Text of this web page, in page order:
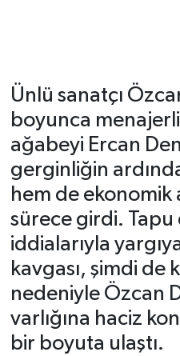
Ünlü sanatçı
boyunca
ağabeyi Ercan
gerginliğin
hem de ekonomik
sürece girdi. Tapu
iddialarıyla
kavgası, şimdi
nedeniyle Özcan
varlığına haciz
bir boyuta ulaştı.